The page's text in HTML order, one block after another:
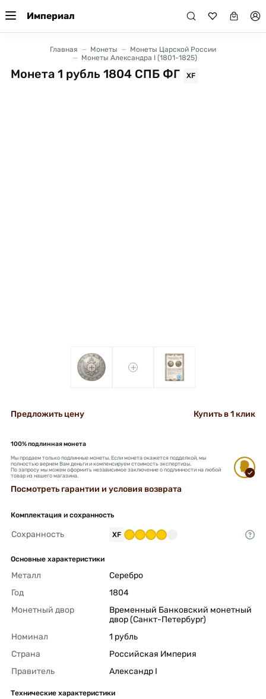
Империал
Главная Монеты
Монеты Царской России
Монеты Александра I (1801-1825)
Монета 1 рубль 1804 СПБ ФГ XF
+ +
Предложить цену Купить в 1 клик
100% подлинная монета
Мы продаем только подлинные монеты. Если монета окажется подделкой, мы
полностью вернем Вам деньги и компенсируем стоимость экспертизы.
По запросу мы можем оформить независимое заключение о подлинности на любой
товар из нашего магазина.
Посмотреть гарантии и условия возврата
Комплектация и сохранность
Сохранность XF
Основные характеристики
Металл
Серебро
Год
1804
Монетный двор
Временный Банковский монетный
двор (Санкт-Петербург)
Номинал
1 рубль
Страна
Российская Империя
Правитель
Александр I
Технические характеристики